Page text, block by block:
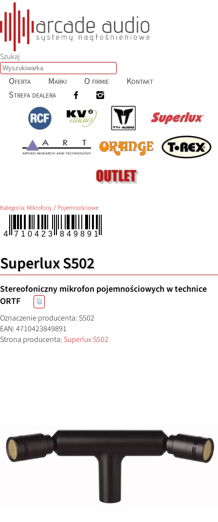
Szukaj
Oferta Marki O firmie
Kontakt
Strefa dealera
Kategoria: Mikrofony/ Pojemnościowe
Superlux S502
Stereofoniczny mikrofon pojemnościowych w technice
ORTF
Oznaczenie producenta: S502
EAN: 4710423849891
Strona producenta: Superlux S502